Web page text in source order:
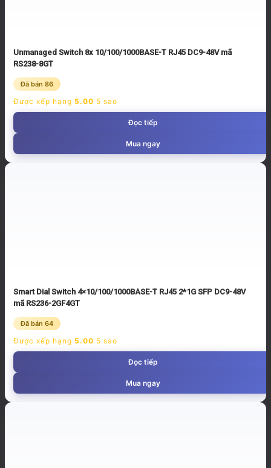
Unmanaged Switch 8x 10/100/1000BASE-T RJ45 DC9-48V mã
RS238-8GT
Đã bán 86
Được xếp hạng 5.00 5 sao
Đọc tiếp
Mua ngay
Smart Dial Switch 4×10/100/1000BASE-T RJ45 2*1G SFP DC9-48V
mã RS236-2GF4GT
Đã bán 64
Được xếp hạng 5.00 5 sao
Đọc tiếp
Mua ngay